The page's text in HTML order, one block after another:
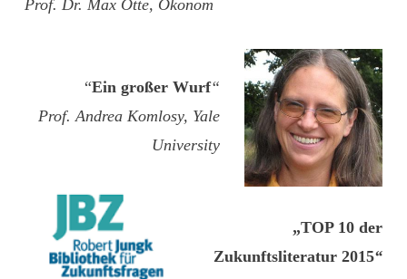
Prof. Dr. Max Otte, Ökonom
“Ein großer Wurf“
Prof. Andrea Komlosy, Yale
University
„TOP 10 der
Zukunftsliteratur 2015“